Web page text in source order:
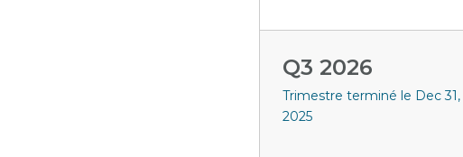
Q3 2026
Trimestre terminé le Dec 31,
2025